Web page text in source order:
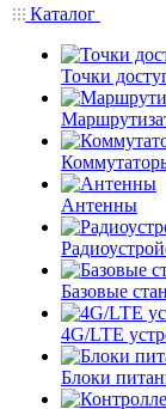
Каталог
Точки
Антенны
Базовые
4G/LTE
Блоки